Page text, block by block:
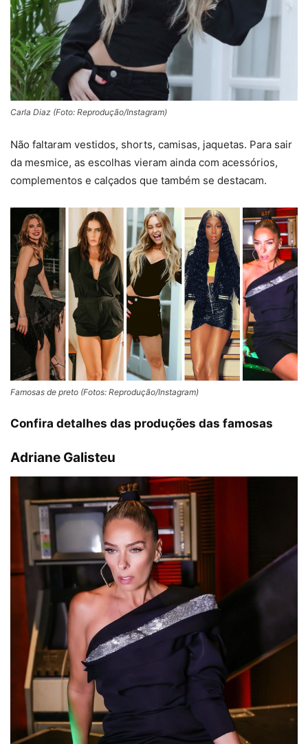
Carla Diaz (Foto: Reprodução/Instagram)
Não faltaram vestidos, shorts, camisas, jaquetas. Para sair
da mesmice, as escolhas vieram ainda com acessórios,
complementos e calçados que também se destacam.
Famosas de preto (Fotos: Reprodução/Instagram)
Confira detalhes das produções das famosas
Adriane Galisteu